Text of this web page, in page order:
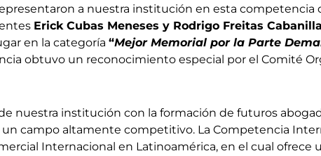
a nuestra institución en esta competencia
Erick Cubas Meneses y Rodrigo Freitas
en la categoría “Mejor Memorial por la Parte
obtuvo un reconocimiento especial por el Comité
nuestra institución con la formación de futuros
campo altamente competitivo. La Competencia
Internacional en Latinoamérica, en el cual ofrece